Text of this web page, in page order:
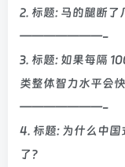
2. 标题: 马的腿断了
———————-
3. 标题: 如果每隔
类整体智力水平会
———————-
4. 标题: 为什么中
了？